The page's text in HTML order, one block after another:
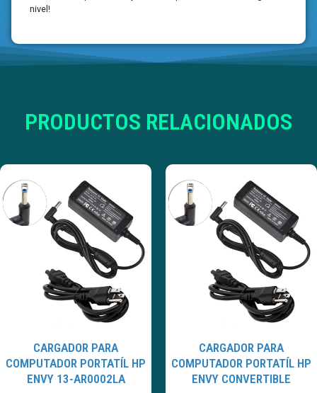
nivel!
PRODUCTOS RELACIONADOS
CARGADOR PARA
COMPUTADOR PORTATÍL HP
ENVY 13-AR0002LA
CARGADOR PARA
COMPUTADOR PORTATÍL HP
ENVY CONVERTIBLE